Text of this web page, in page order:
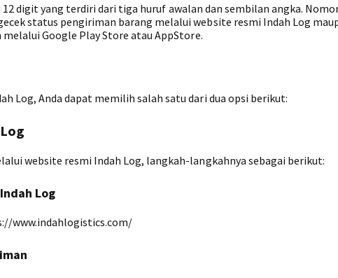
digit yang terdiri dari tiga huruf awalan dan sembilan angka.
status pengiriman barang melalui website resmi Indah Log
Google Play Store atau AppStore.
Log, Anda dapat memilih salah satu dari dua opsi berikut:
website resmi Indah Log, langkah-langkahnya sebagai berikut:
Log
www.indahlogistics.com/